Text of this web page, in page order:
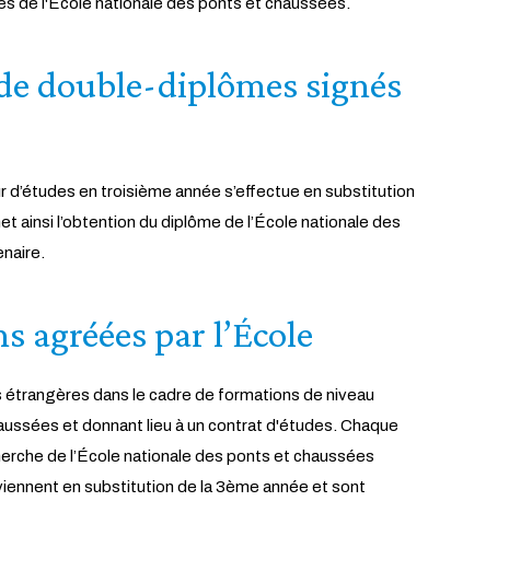
de l'École nationale des ponts et chaussées.
double-diplômes signés
d’études en troisième année s’effectue en substitution
ainsi l’obtention du diplôme de l’École nationale des
agréées par l’École
dans le cadre de formations de niveau
et donnant lieu à un contrat d'études. Chaque
de l’École nationale des ponts et chaussées
en substitution de la 3ème année et sont